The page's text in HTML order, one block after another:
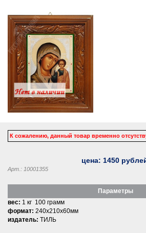
К сожалению, данный товар временно
цена: 1450
Арт.: 10001355
Параметры
вес: 1 кг 100 грамм
формат: 240x210x60мм
издатель: ТИЛЬ